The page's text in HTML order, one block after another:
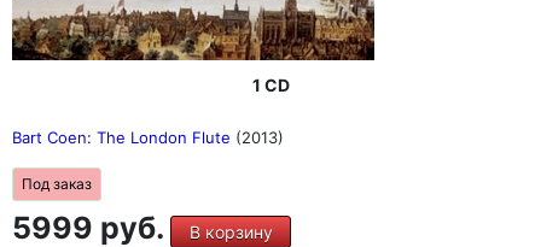
1 CD
Bart Coen: The London Flute (2013)
Под заказ
5999 руб. В корзину